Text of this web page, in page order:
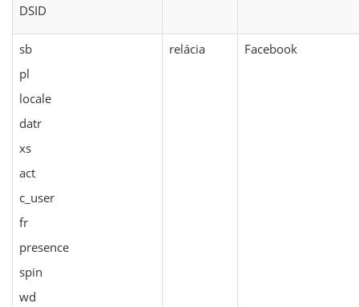
DSID
sb
pl
locale
datr
xs
act
c_user
fr
presence
spin
wd
relácia Facebook